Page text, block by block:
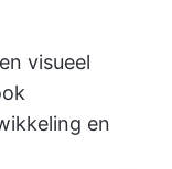
visueel
en